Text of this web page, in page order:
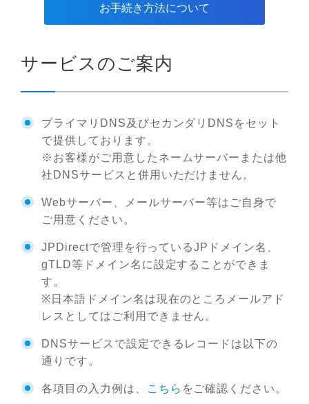
お手続き方法について
サービスのご案内
プライマリDNS及びセカンダリDNSをセット
で提供しております。
※お客様がご用意したネームサーバーまたは他
社DNSサービスと併用いただけません。
Webサーバー、メールサーバー等はご自身で
ご用意ください。
JPDirectで管理を行っているJPドメイン名、
gTLD等ドメイン名に設定することができま
す。
※日本語ドメイン名は現在のところメールアド
レスとしてはご利用できません。
DNSサービスで設定できるレコードは以下の
通りです。
各項目の入力例は、 こちら をご確認ください。